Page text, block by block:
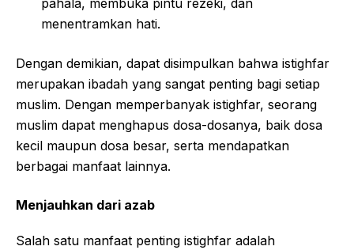
pahala, membuka pintu rezeki, dan
menentramkan hati.
Dengan demikian, dapat disimpulkan bahwa istighfar
merupakan ibadah yang sangat penting bagi setiap
muslim. Dengan memperbanyak istighfar, seorang
muslim dapat menghapus dosa-dosanya, baik dosa
kecil maupun dosa besar, serta mendapatkan
berbagai manfaat lainnya.
Menjauhkan dari azab
Salah satu manfaat penting istighfar adalah